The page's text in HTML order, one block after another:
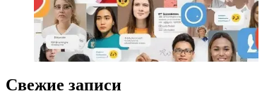
Свежие записи